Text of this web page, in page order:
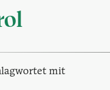
mit